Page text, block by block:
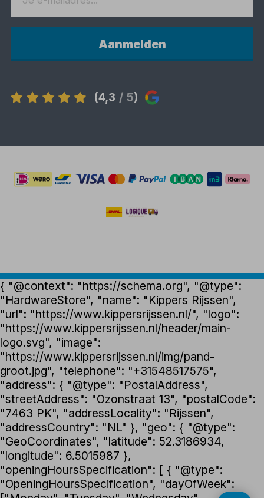
Aanmelden
(4,3 / 5)
{ "@context": "https://schema.org", "@type":
"HardwareStore", "name": "Kippers Rijssen",
"url": "https://www.kippersrijssen.nl/", "logo":
"https://www.kippersrijssen.nl/header/main-
logo.svg", "image":
"https://www.kippersrijssen.nl/img/pand-
groot.jpg", "telephone": "+31548517575",
"address": { "@type": "PostalAddress",
"streetAddress": "Ozonstraat 13", "postalCode":
"7463 PK", "addressLocality": "Rijssen",
"addressCountry": "NL" }, "geo": { "@type":
"GeoCoordinates", "latitude": 52.3186934,
"longitude": 6.5015987 },
"openingHoursSpecification": [ { "@type":
"OpeningHoursSpecification", "dayOfWeek":